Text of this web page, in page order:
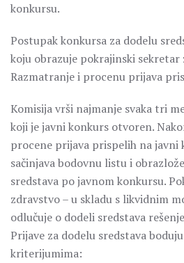
konkursu.
Postupak konkursa za dodelu
koju obrazuje pokrajinski sekretar
Razmatranje i procenu prijava
Komisija vrši najmanje svaka tri
koji je javni konkurs otvoren.
procene prijava prispelih na javni
sačinjava bodovnu listu i
sredstava po javnom konkursu.
zdravstvo – u skladu s likvidnim
odlučuje o dodeli sredstava
Prijave za dodelu sredstava
kriterijumima: